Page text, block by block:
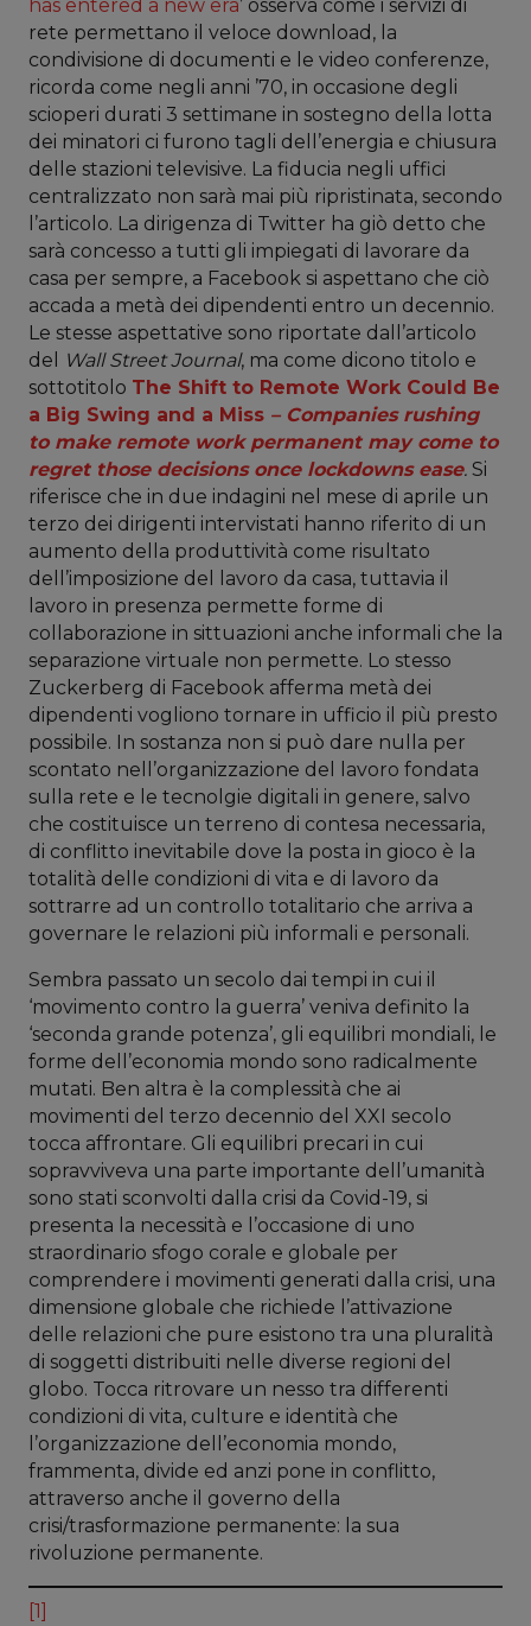
has entered a new era’ osserva come i servizi di
rete permettano il veloce download, la
condivisione di documenti e le video conferenze,
ricorda come negli anni ’70, in occasione degli
scioperi durati 3 settimane in sostegno della lotta
dei minatori ci furono tagli dell’energia e chiusura
delle stazioni televisive. La fiducia negli uffici
centralizzato non sarà mai più ripristinata, secondo
l’articolo. La dirigenza di Twitter ha giò detto che
sarà concesso a tutti gli impiegati di lavorare da
casa per sempre, a Facebook si aspettano che ciò
accada a metà dei dipendenti entro un decennio.
Le stesse aspettative sono riportate dall’articolo
del
Wall Street Journal, ma come dicono titolo e
sottotitolo The Shift to Remote Work Could Be
a Big Swing and a Miss – Companies rushing
to make remote work permanent may come to
regret those decisions once lockdowns ease. Si
riferisce che in due indagini nel mese di aprile un
terzo dei dirigenti intervistati hanno riferito di un
aumento della produttività come risultato
dell’imposizione del lavoro da casa, tuttavia il
lavoro in presenza permette forme di
collaborazione in sittuazioni anche informali che la
separazione virtuale non permette. Lo stesso
Zuckerberg di Facebook afferma metà dei
dipendenti vogliono tornare in ufficio il più presto
possibile. In sostanza non si può dare nulla per
scontato nell’organizzazione del lavoro fondata
sulla rete e le tecnolgie digitali in genere, salvo
che costituisce un terreno di contesa necessaria,
di conflitto inevitabile dove la posta in gioco è la
totalità delle condizioni di vita e di lavoro da
sottrarre ad un controllo totalitario che arriva a
governare le relazioni più informali e personali.
Sembra passato un secolo dai tempi in cui il
‘movimento contro la guerra’ veniva definito la
‘seconda grande potenza’, gli equilibri mondiali, le
forme dell’economia mondo sono radicalmente
mutati. Ben altra è la complessità che ai
movimenti del terzo decennio del XXI secolo
tocca affrontare. Gli equilibri precari in cui
sopravviveva una parte importante dell’umanità
sono stati sconvolti dalla crisi da Covid-19, si
presenta la necessità e l’occasione di uno
straordinario sfogo corale e globale per
comprendere i movimenti generati dalla crisi, una
dimensione globale che richiede l’attivazione
delle relazioni che pure esistono tra una pluralità
di soggetti distribuiti nelle diverse regioni del
globo. Tocca ritrovare un nesso tra differenti
condizioni di vita, culture e identità che
l’organizzazione dell’economia mondo,
frammenta, divide ed anzi pone in conflitto,
attraverso anche il governo della
crisi/trasformazione permanente: la sua
rivoluzione permanente.
[1]